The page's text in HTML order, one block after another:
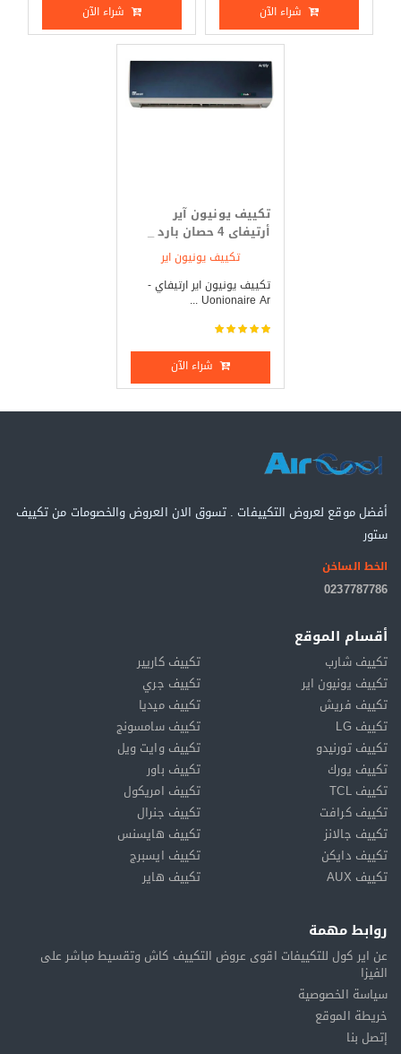
شراء الآن شراء الآن
تكييف يونيون آير
أرتيفاى 4 حصان بارد _
ساخنتكييف يونيون اير
تكييف يونيون اير ارتيفاي -
Uonionaire Ar ...
شراء الآن
أفضل موقع لعروض التكييفات . تسوق الان العروض والخصومات من تكييف
ستور
الخط الساخن
0237787786
أقسام الموقع
تكييف شارب
تكييف كاريير
تكييف يونيون اير
تكييف جري
تكييف فريش
تكييف ميديا
تكييف LG
تكييف سامسونج
تكييف تورنيدو
تكييف وايت ويل
تكييف يورك
تكييف باور
تكييف TCL
تكييف امريكول
تكييف كرافت
تكييف جنرال
تكييف جالانز
تكييف هايسنس
تكييف دايكن
تكييف ايسبرج
تكييف AUX
تكييف هاير
روابط مهمة
عن اير كول للتكييفات اقوى عروض التكييف كاش وتقسيط مباشر على
الفيزا
سياسة الخصوصية
خريطة الموقع
إتصل بنا